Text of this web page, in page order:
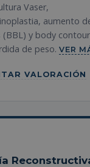
Vaser,
aumento
(BBL) y body
de peso. VER
VALORACIÓN